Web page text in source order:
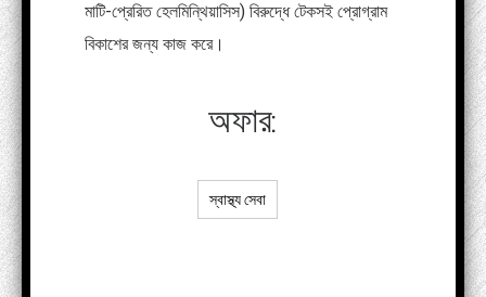
মাটি-প্রেরিত হেলমিন্থিয়াসিস) বিরুদ্ধে টেকসই প্রোগ্রাম
বিকাশের জন্য কাজ করে।
অফার:
স্বাস্থ্য সেবা